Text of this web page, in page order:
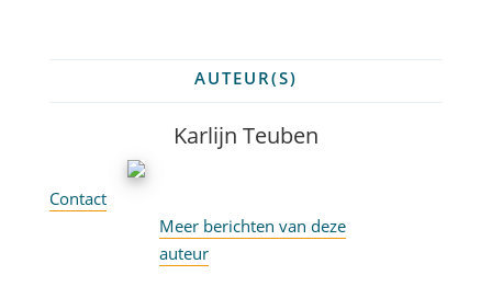
AUTEUR(S)
Karlijn Teuben
Contact
Meer berichten van deze
auteur